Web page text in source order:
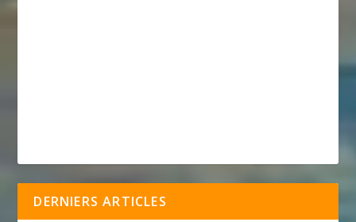
DERNIERS ARTICLES